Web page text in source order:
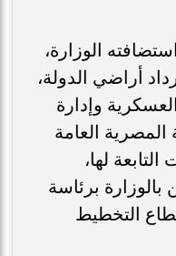
الوزارة،
أراضي الدولة،
وإدارة
العامة
لها،
بالوزارة برئاسة
التخطيط